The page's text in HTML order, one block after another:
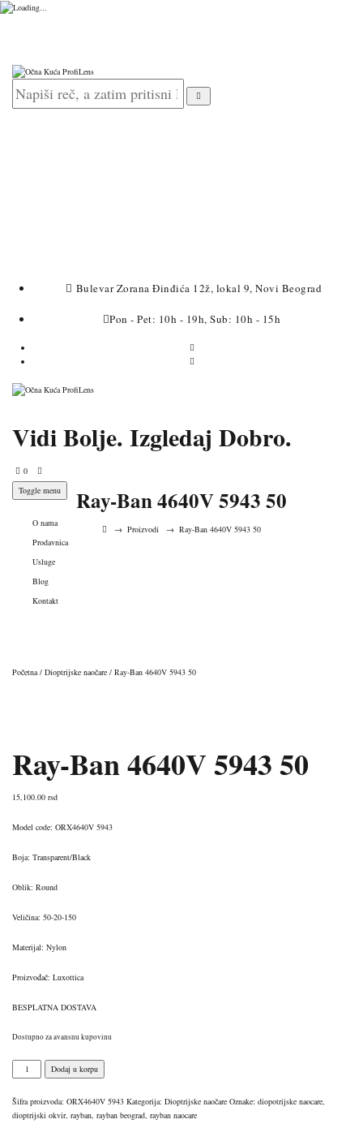
Bulevar Zorana Đinđića 12ž, lokal 9, Novi Beograd
Pon - Pet: 10h - 19h, Sub: 10h - 15h
Vidi Bolje. Izgledaj Dobro.
0
Toggle menu
O nama
Prodavnica
Usluge
Blog
Kontakt
Ray-Ban 4640V 5943 50
→ Proizvodi → Ray-Ban 4640V 5943 50
Početna/ Dioptrijske naočare / Ray-Ban 4640V 5943 50
Ray-Ban 4640V 5943 50
15,100.00 rsd
Model code: ORX4640V 5943
Boja: Transparent/Black
Oblik: Round
Veličina: 50-20-150
Materijal: Nylon
Proizvođač: Luxottica
BESPLATNA DOSTAVA
Dostupno za avansnu kupovinu
Ray-
Ban
5943
50
Dodaj u korpu
Šifra proizvoda: ORX4640V 5943 Kategorija: Dioptrijske naočare Oznake: diopotrijske naocare,
dioptrijski okvir, rayban, rayban beograd, rayban naocare